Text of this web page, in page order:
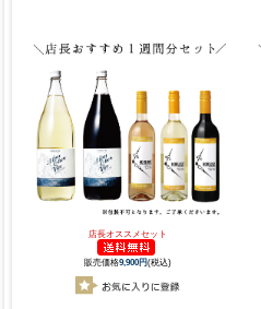
店長オススメセット
販売価格9,900円(税込)